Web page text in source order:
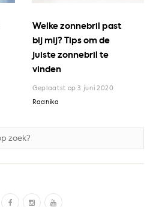
Welke zonnebril past
bij mij? Tips om de
juiste zonnebril te
vinden
Geplaatst op 3 juni 2020
Radhika
F
I
Y